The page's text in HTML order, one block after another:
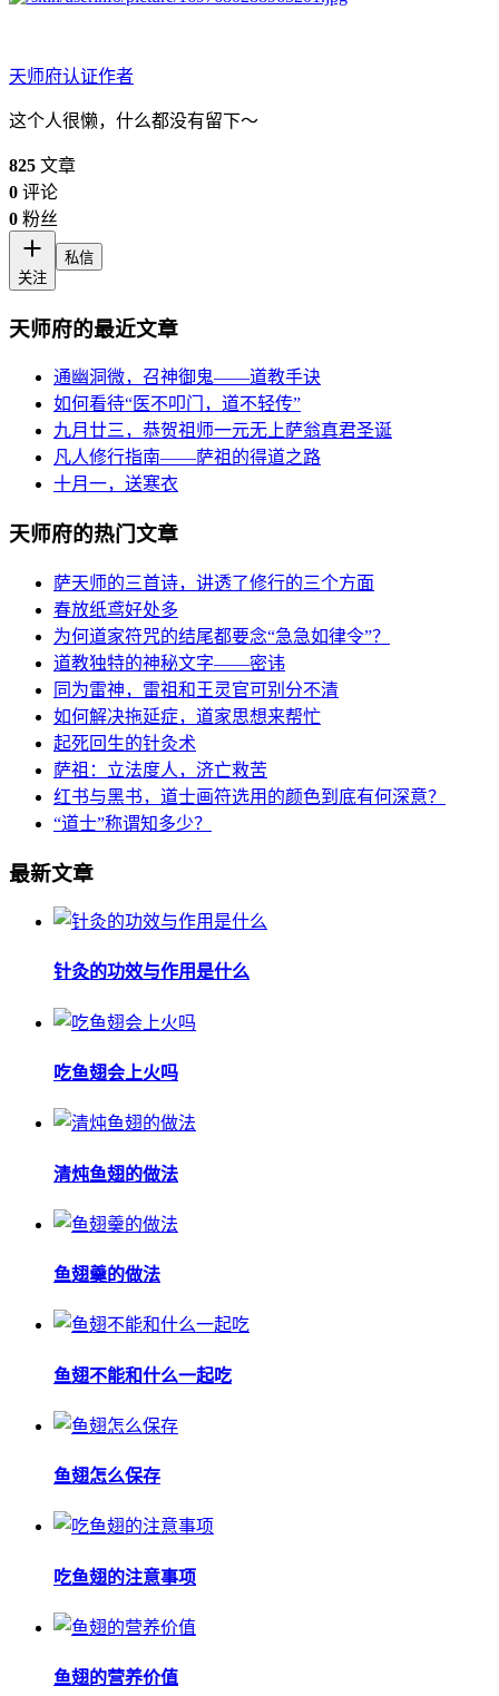
天师府认证作者
这个人很懒，什么都没有留下～
825 文章
0 评论
0 粉丝
关注
私信
天师府的最近文章
通幽洞微，召神御鬼——道教手诀
如何看待“医不叩门，道不轻传”
九月廿三，恭贺祖师一元无上萨翁真君圣诞
凡人修行指南——萨祖的得道之路
十月一，送寒衣
天师府的热门文章
萨天师的三首诗，讲透了修行的三个方面
春放纸鸢好处多
为何道家符咒的结尾都要念“急急如律令”？
道教独特的神秘文字——密讳
同为雷神，雷祖和王灵官可别分不清
如何解决拖延症，道家思想来帮忙
起死回生的针灸术
萨祖：立法度人，济亡救苦
红书与黑书，道士画符选用的颜色到底有何深意？
“道士”称谓知多少？
最新文章
针灸的功效与作用是什么
吃鱼翅会上火吗
清炖鱼翅的做法
鱼翅羹的做法
鱼翅不能和什么一起吃
鱼翅怎么保存
吃鱼翅的注意事项
鱼翅的营养价值